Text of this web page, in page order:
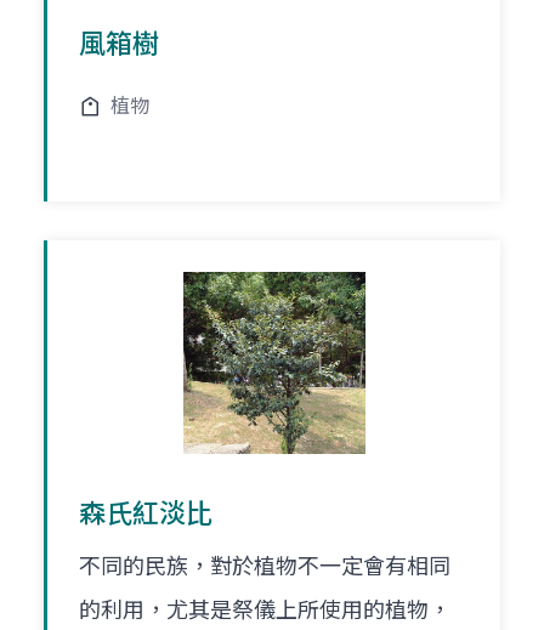
風箱樹
植物
森氏紅淡比
不同的民族，對於植物不一定會有相同
的利用，尤其是祭儀上所使用的植物，